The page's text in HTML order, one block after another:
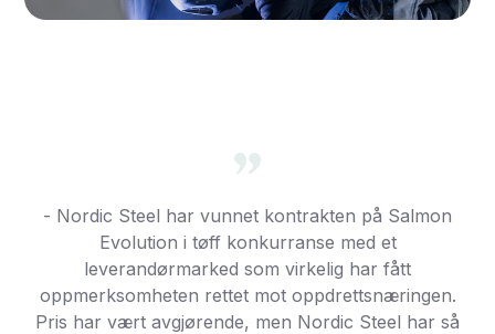
- Nordic Steel har vunnet kontrakten på Salmon
Evolution i tøff konkurranse med et
leverandørmarked som virkelig har fått
oppmerksomheten rettet mot oppdrettsnæringen.
Pris har vært avgjørende, men Nordic Steel har så